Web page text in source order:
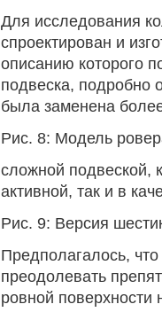
Для исследования
спроектирован и
описанию которого
подвеска, подробно
была заменена
Рис. 8: Модель
сложной подвеской,
активной, так и в
Рис. 9: Версия
Предполагалось,
преодолевать
ровной поверхности